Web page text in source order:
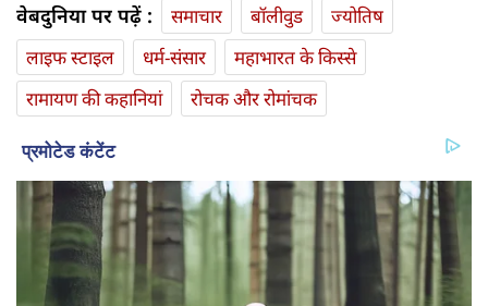
वेबदुनिया पर पढ़ें : समाचार बॉलीवुड
ज्योतिष
लाइफ स्‍टाइल
धर्म-संसार
महाभारत के किस्से
रामायण की कहानियां
रोचक और रोमांचक